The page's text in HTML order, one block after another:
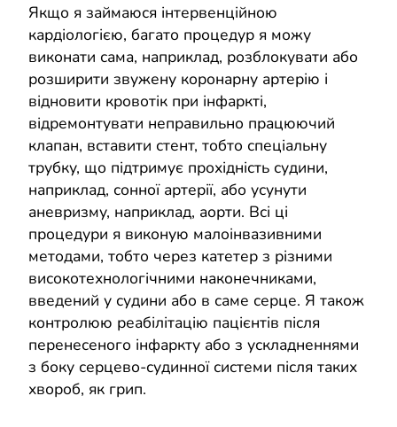
Якщо я займаюся інтервенційною
кардіологією, багато процедур я можу
виконати сама, наприклад, розблокувати або
розширити звужену коронарну артерію і
відновити кровотік при інфаркті,
відремонтувати неправильно працюючий
клапан, вставити стент, тобто спеціальну
трубку, що підтримує прохідність судини,
наприклад, сонної артерії, або усунути
аневризму, наприклад, аорти. Всі ці
процедури я виконую малоінвазивними
методами, тобто через катетер з різними
високотехнологічними наконечниками,
введений у судини або в саме серце. Я також
контролюю реабілітацію пацієнтів після
перенесеного інфаркту або з ускладненнями
з боку серцево-судинної системи після таких
хвороб, як грип.